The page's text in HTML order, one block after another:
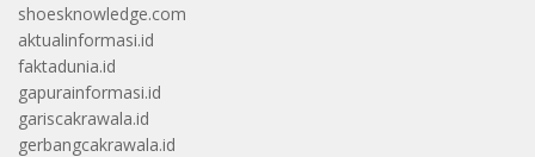
shoesknowledge.com
aktualinformasi.id
faktadunia.id
gapurainformasi.id
gariscakrawala.id
gerbangcakrawala.id